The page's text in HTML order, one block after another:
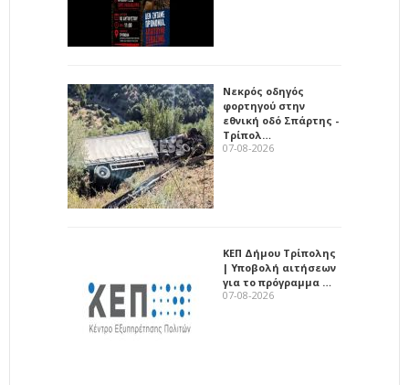
Νεκρός οδηγός
φορτηγού στην
εθνική οδό Σπάρτης -
Τρίπολ…
07-08-2026
ΚΕΠ Δήμου Τρίπολης
| Υποβολή αιτήσεων
για το πρόγραμμα …
07-08-2026